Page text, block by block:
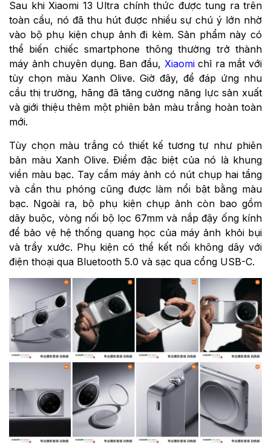
Sau khi Xiaomi 13 Ultra chính thức được tung ra trên
toàn cầu, nó đã thu hút được nhiều sự chú ý lớn nhờ
vào bộ phụ kiện chụp ảnh đi kèm. Sản phẩm này có
thể biến chiếc smartphone thông thường trở thành
máy ảnh chuyên dụng. Ban đầu, Xiaomichỉ ra mắt với
tùy chọn màu Xanh Olive. Giờ đây, để đáp ứng nhu
cầu thị trường, hãng đã tăng cường năng lực sản xuất
và giới thiệu thêm một phiên bản màu trắng hoàn toàn
mới.
Tùy chọn màu trắng có thiết kế tương tự như phiên
bản màu Xanh Olive. Điểm đặc biệt của nó là khung
viền màu bạc. Tay cầm máy ảnh có nút chụp hai tầng
và cần thu phóng cũng được làm nổi bật bằng màu
bạc. Ngoài ra, bộ phụ kiện chụp ảnh còn bao gồm
dây buộc, vòng nối bộ lọc 67mm và nắp đậy ống kính
để bảo vệ hệ thống quang học của máy ảnh khỏi bụi
và trầy xước. Phụ kiện có thể kết nối không dây với
điện thoại qua Bluetooth 5.0 và sạc qua cổng USB-C.